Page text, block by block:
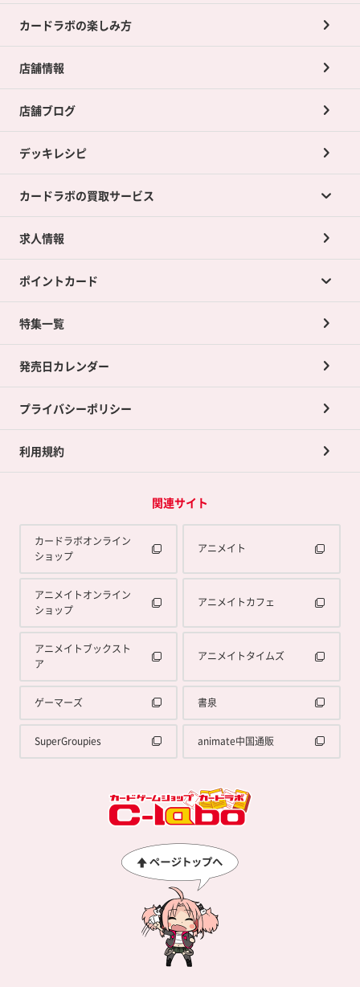
カードラボの楽しみ方
店舗情報
店舗ブログ
デッキレシピ
カードラボの買取サービス
カードラボの買取サービスTOP
店舗買取について
ネット買取について
買取承諾書について
求人情報
ポイントカード
ポイントカードTOP
ポイント交換景品
特集一覧
発売日カレンダー
プライバシーポリシー
利用規約
関連サイト
カードラボオンライン
ショップ
アニメイト
アニメイトオンライン
ショップ
アニメイトカフェ
アニメイトブックスト
ア
アニメイトタイムズ
ゲーマーズ 書泉
SuperGroupies animate中国通販